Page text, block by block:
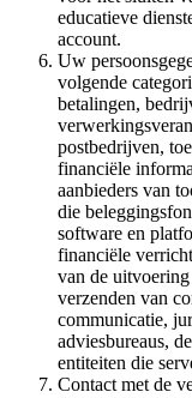
educatieve
account.
Uw
volgende
betalingen,
postbedrijven,
financiële
aanbieders van
die
software en
financiële
van de
verzenden van
communicatie,
adviesbureaus,
entiteiten die
Contact met de